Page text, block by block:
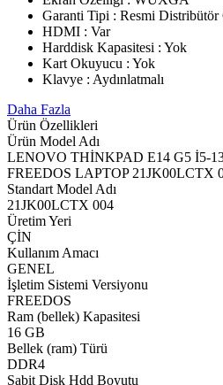
Garanti Tipi : Resmi Distribütör
HDMI : Var
Harddisk Kapasitesi : Yok
Kart Okuyucu : Yok
Klavye : Aydınlatmalı
Daha Fazla
Ürün Özellikleri
Ürün Model Adı
LENOVO THİNKPAD E14 G5 İ5-
FREEDOS LAPTOP 21JK00LCTX
Standart Model Adı
21JK00LCTX 004
Üretim Yeri
ÇİN
Kullanım Amacı
GENEL
İşletim Sistemi Versiyonu
FREEDOS
Ram (bellek) Kapasitesi
16 GB
Bellek (ram) Türü
DDR4
Sabit Disk Hdd Boyutu